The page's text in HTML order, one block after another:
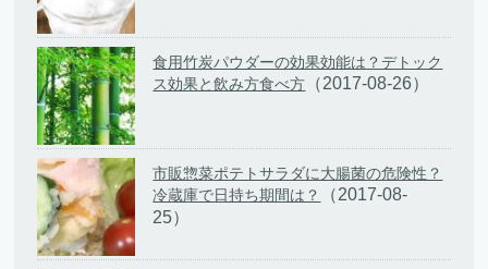
食用竹炭パウダーの効果効能は？デトック
ス効果と飲み方食べ方 （2017-08-26）
市販惣菜ポテトサラダに大腸菌の危険性？
冷蔵庫で日持ち期間は？
（2017-08-
25）